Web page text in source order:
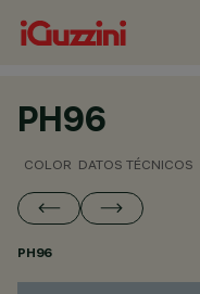
PH96
COLOR DATOS TÉCNICOS
PH96